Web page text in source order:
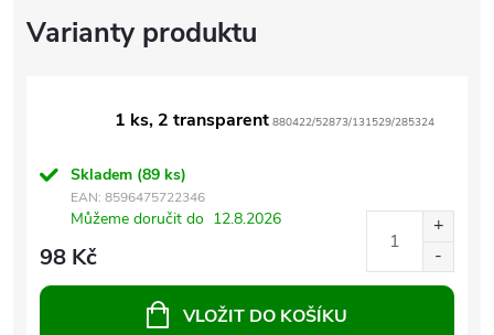
1 ks, 2 transparent 880422/52873/131529/285324
Skladem (89 ks)
EAN: 8596475722346
Můžeme doručit do 12.8.2026
98 Kč
VLOŽIT DO KOŠÍKU